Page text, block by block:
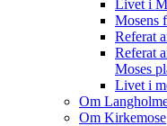
Livet i
Mosens
Referat
Referat
Moses
Livet i
Om
Om Kirkemose